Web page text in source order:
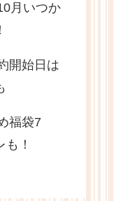
月いつか
開始日は
福袋7
！